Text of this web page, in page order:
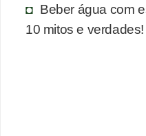
Beber água com
10 mitos e verdades!